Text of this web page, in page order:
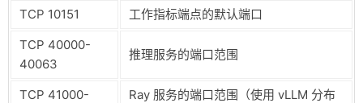
TCP 10151
工作指标端点的默认端口
TCP 40000-
40063
推理服务的端口范围
TCP 41000-
Ray 服务的端口范围（使用 vLLM 分布